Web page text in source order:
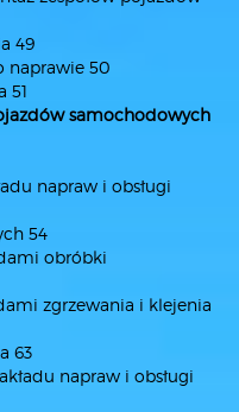
49
naprawie 50
51
samochodowych
napraw i obsługi
54
obróbki
zgrzewania i klejenia
63
napraw i obsługi